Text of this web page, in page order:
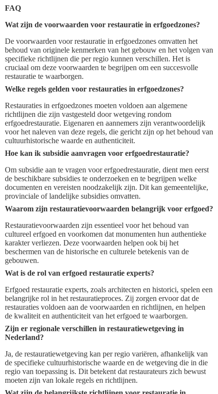
FAQ
Wat zijn de voorwaarden voor restauratie in erfgoedzones?
De voorwaarden voor restauratie in erfgoedzones omvatten het
behoud van originele kenmerken van het gebouw en het volgen van
specifieke richtlijnen die per regio kunnen verschillen. Het is
cruciaal om deze voorwaarden te begrijpen om een succesvolle
restauratie te waarborgen.
Welke regels gelden voor restauraties in erfgoedzones?
Restauraties in erfgoedzones moeten voldoen aan algemene
richtlijnen die zijn vastgesteld door wetgeving rondom
erfgoedrestauratie. Eigenaren en aannemers zijn verantwoordelijk
voor het naleven van deze regels, die gericht zijn op het behoud van
cultuurhistorische waarde en authenticiteit.
Hoe kan ik subsidie aanvragen voor erfgoedrestauratie?
Om subsidie aan te vragen voor erfgoedrestauratie, dient men eerst
de beschikbare subsidies te onderzoeken en te begrijpen welke
documenten en vereisten noodzakelijk zijn. Dit kan gemeentelijke,
provinciale of landelijke subsidies omvatten.
Waarom zijn restauratievoorwaarden belangrijk voor erfgoed?
Restauratievoorwaarden zijn essentieel voor het behoud van
cultureel erfgoed en voorkomen dat monumenten hun authentieke
karakter verliezen. Deze voorwaarden helpen ook bij het
beschermen van de historische en culturele betekenis van de
gebouwen.
Wat is de rol van erfgoed restauratie experts?
Erfgoed restauratie experts, zoals architecten en historici, spelen een
belangrijke rol in het restauratieproces. Zij zorgen ervoor dat de
restauraties voldoen aan de voorwaarden en richtlijnen, en helpen
de kwaliteit en authenticiteit van het erfgoed te waarborgen.
Zijn er regionale verschillen in restauratiewetgeving in
Nederland?
Ja, de restauratiewetgeving kan per regio variëren, afhankelijk van
de specifieke cultuurhistorische waarde en de wetgeving die in die
regio van toepassing is. Dit betekent dat restaurateurs zich bewust
moeten zijn van lokale regels en richtlijnen.